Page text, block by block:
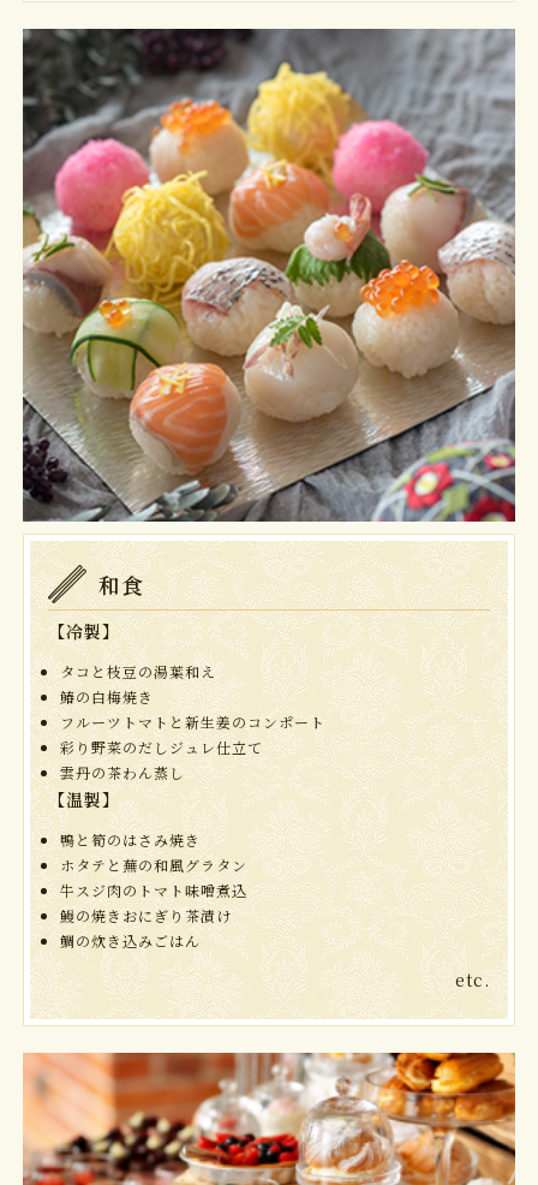
和食
【冷製】
タコと枝豆の湯葉和え
鰆の白梅焼き
フルーツトマトと新生姜のコンポート
彩り野菜のだしジュレ仕立て
雲丹の茶わん蒸し
【温製】
鴨と筍のはさみ焼き
ホタテと蕪の和風グラタン
牛スジ肉のトマト味噌煮込
鰻の焼きおにぎり茶漬け
鯛の炊き込みごはん
etc.